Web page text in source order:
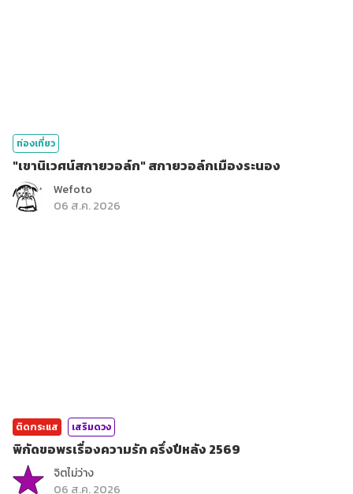
ท่องเที่ยว
"เขานิเวศน์สกายวอล์ก" สกายวอล์กเมืองระนอง
Wefoto
06 ส.ค. 2026
ติดกระแส เสริมดวง
พิกัดขอพรเรื่องความรัก ครึ่งปีหลัง 2569
จิตไม่ว่าง
06 ส.ค. 2026